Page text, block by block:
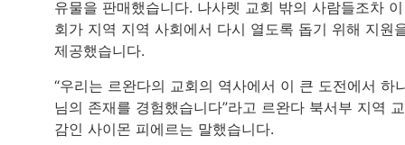
유물을 판매했습니다. 나사렛 교회 밖의 사람들조차
회가 지역 지역 사회에서 다시 열도록 돕기 위해 지원
제공했습니다.
“우리는 르완다의 교회의 역사에서 이 큰 도전에서 하
님의 존재를 경험했습니다”라고 르완다 북서부 지역
감인 사이몬 피에르는 말했습니다.